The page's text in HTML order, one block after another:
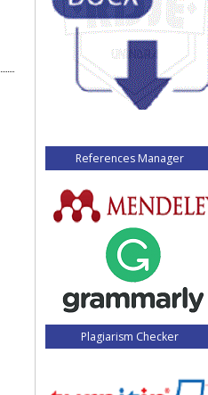
References Manager
Plagiarism Checker